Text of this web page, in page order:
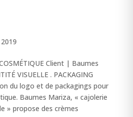
Client | Baumes
VISUELLE . PACKAGING
du logo et de packagings pour
Baumes Mariza, « cajolerie
» propose des crèmes